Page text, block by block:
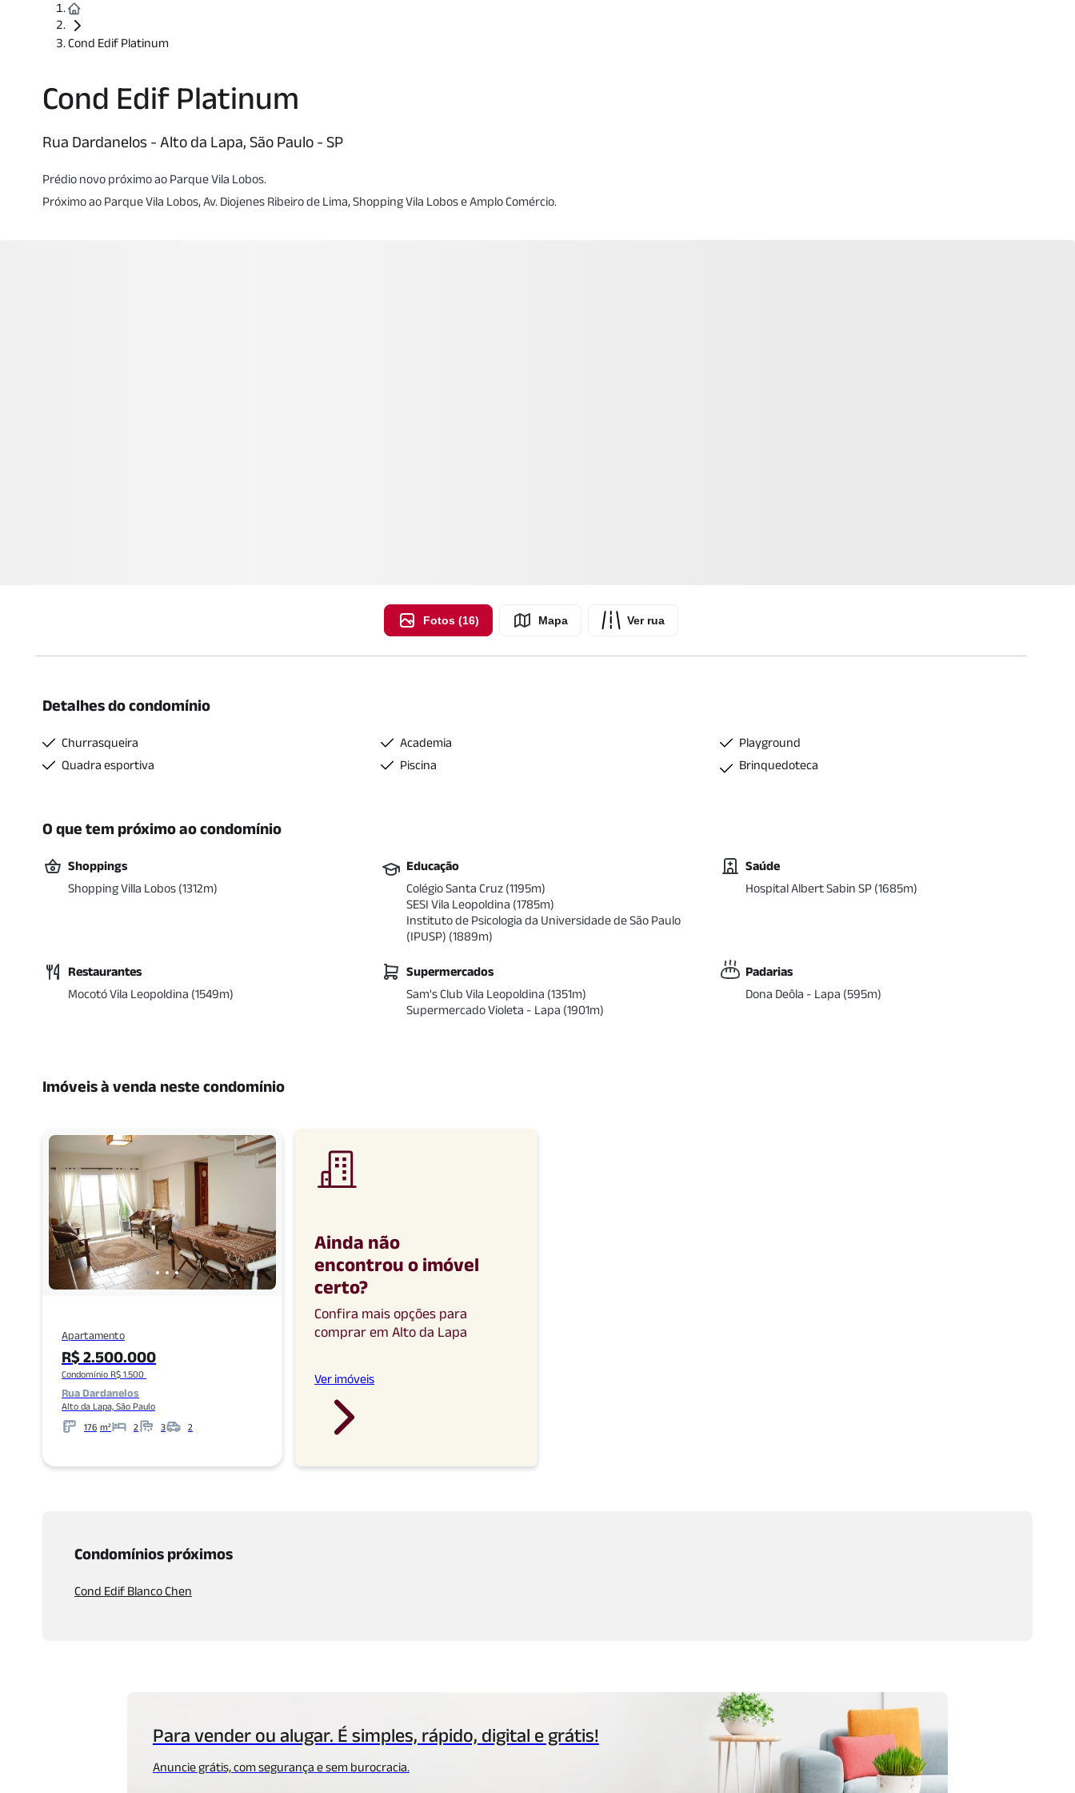
Cond Edif Platinum
Cond Edif Platinum
Rua Dardanelos - Alto da Lapa, São Paulo - SP
Prédio novo próximo ao Parque Vila Lobos.
Próximo ao Parque Vila Lobos, Av. Diojenes Ribeiro de Lima, Shopping Vila Lobos e Amplo Comércio.
Fotos (16) Mapa Ver rua
Detalhes do condomínio
Churrasqueira Academia
Playground
Quadra esportiva
Piscina Brinquedoteca
O que tem próximo ao condomínio
Shoppings
Shopping Villa Lobos (1312m)
Educação
Colégio Santa Cruz (1195m)
SESI Vila Leopoldina (1785m)
Instituto de Psicologia da Universidade de São Paulo
(IPUSP) (1889m)
Saúde
Hospital Albert Sabin SP(1685m)
Restaurantes
Mocotó Vila Leopoldina (1549m)
Supermercados
Sam's Club Vila Leopoldina (1351m)
Supermercado Violeta - Lapa (1901m)
Padarias
Dona Deôla - Lapa (595m)
Imóveis à venda neste condomínio
Apartamento
R$ 2.500.000
Condomínio R$ 1.500
Rua Dardanelos
Alto da Lapa, São Paulo
176 m²
Metros 2 3
Banheiros 2
Garagens
Ainda não
encontrou o imóvel
certo?
Confira mais opções para
comprar em Alto da Lapa
Ver imóveis
Condomínios próximos
Cond Edif Blanco Chen
Para vender ou alugar. É simples, rápido, digital e grátis!
Anuncie grátis, com segurança e sem burocracia.